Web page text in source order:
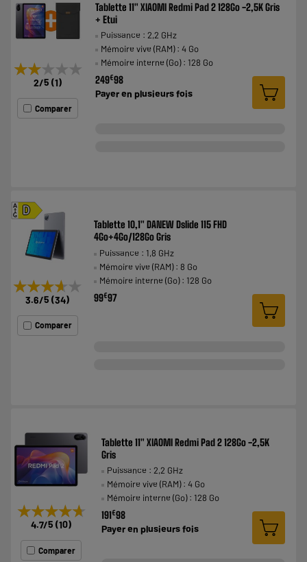
★★★★★
★★★★★
2/5 (1)
Comparer
Tablette 11" XIAOMI Redmi Pad 2 128Go -2,5K Gris
+ Etui
Puissance : 2,2 GHz
Mémoire vive (RAM) : 4 Go
Mémoire interne (Go) : 128 Go
249€98
Payer en plusieurs fois
D
A
G
★★★★★
★★★★★
3.6/5 (34)
Comparer
Tablette 10,1" DANEW Dslide 115 FHD
4Go+4Go/128Go Gris
Puissance : 1,8 GHz
Mémoire vive (RAM) : 8 Go
Mémoire interne (Go) : 128 Go
99€97
★★★★★
★★★★★
4.7/5 (10)
Comparer
Tablette 11" XIAOMI Redmi Pad 2 128Go -2,5K
Gris
Puissance : 2,2 GHz
Mémoire vive (RAM) : 4 Go
Mémoire interne (Go) : 128 Go
191€98
Payer enplusieurs fois